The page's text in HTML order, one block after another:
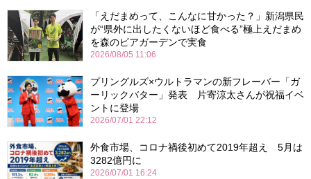
「えだまめって、こんなに甘かった？」新潟県民
が“県外に出したくないほど食べる”極上えだまめ
を森のビアガーデンで実食
2026/08/05 11:06
プリングルズ×ウルトラマンの新フレーバー「ガ
ーリックバター」発表 片寄涼太さんが祝福イベ
ントに登場
2026/07/01 22:12
外食市場、コロナ禍後初めて2019年超え 5月は
3282億円に
2026/07/01 16:24